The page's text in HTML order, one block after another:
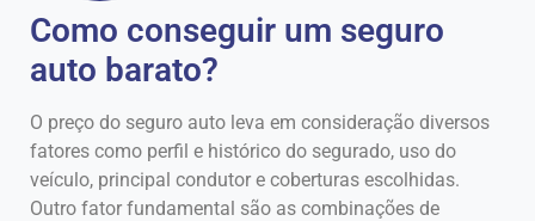
Como conseguir um seguro
auto barato?
O preço do seguro auto leva em consideração diversos
fatores como perfil e histórico do segurado, uso do
veículo, principal condutor e coberturas escolhidas.
Outro fator fundamental são as combinações de